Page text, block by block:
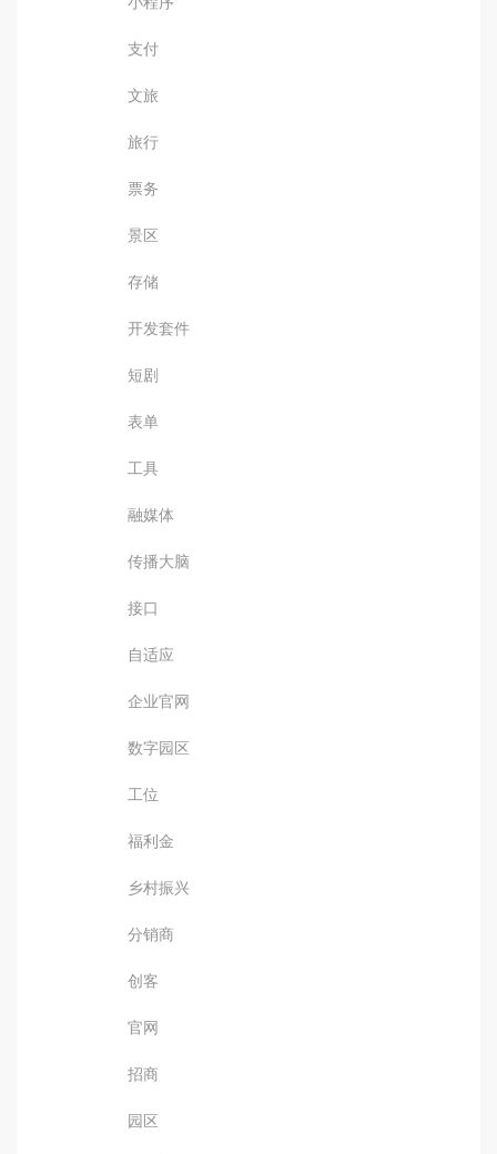
支付
文旅
旅行
票务
景区
存储
开发套件
短剧
表单
工具
融媒体
传播大脑
接口
自适应
企业官网
数字园区
工位
福利金
乡村振兴
分销商
创客
官网
招商
园区